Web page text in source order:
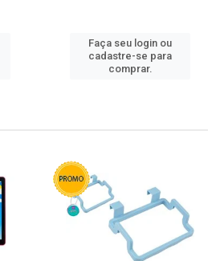
Faça seu login ou
cadastre-se para
comprar.